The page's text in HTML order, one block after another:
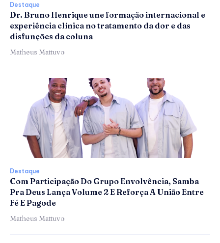
Destaque
Dr. Bruno Henrique une formação internacional e
experiência clínica no tratamento da dor e das
disfunções da coluna
Matheus Mattuvo
Destaque
Com Participação Do Grupo Envolvência, Samba
Pra Deus Lança Volume 2 E Reforça A União Entre
Fé E Pagode
Matheus Mattuvo